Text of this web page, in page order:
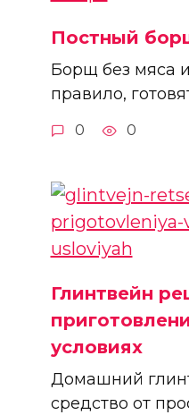
Постный
Борщ без мяса
правило,
0 0
Глинтвейн
условиях
Домашний
средство от